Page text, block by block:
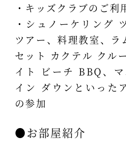
・キッズクラブのご利
・シュノーケリング
ツアー、料理教室、ラ
セット カクテル クル
イト ビーチ BBQ、
イン ダウンといった
の参加
●お部屋紹介